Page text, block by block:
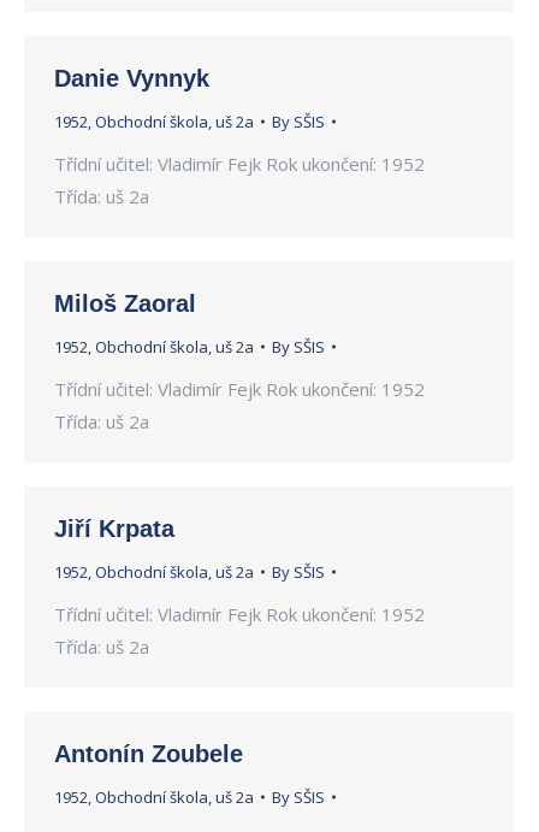
Danie Vynnyk
1952,Obchodní škola,uš 2a By SŠIS
Třídní učitel: Vladimír Fejk Rok ukončení: 1952
Třída: uš 2a
Miloš Zaoral
1952,Obchodní škola,uš 2a By SŠIS
Třídní učitel: Vladimír Fejk Rok ukončení: 1952
Třída: uš 2a
Jiří Krpata
1952,Obchodní škola,uš 2a By SŠIS
Třídní učitel: Vladimír Fejk Rok ukončení: 1952
Třída: uš 2a
Antonín Zoubele
1952,Obchodní škola,uš 2a By SŠIS